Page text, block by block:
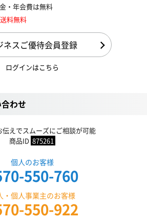
・年会費は無料
料無料
ネスご優待会員登録
ログインはこちら
わせ
伝えでスムーズにご相談が可能
商品ID 875261
個人のお客様
550-760
・個人事業主のお客様
550-922